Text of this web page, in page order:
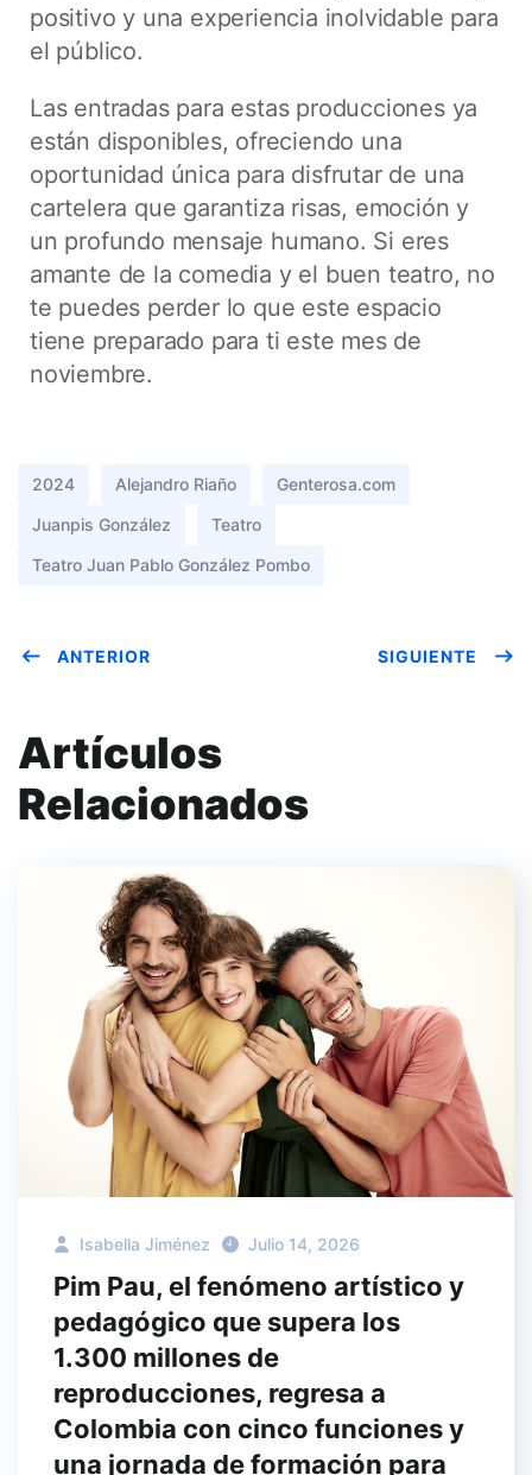
positivo y una experiencia inolvidable para
el público.
Las entradas para estas producciones ya
están disponibles, ofreciendo una
oportunidad única para disfrutar de una
cartelera que garantiza risas, emoción y
un profundo mensaje humano. Si eres
amante de la comedia y el buen teatro, no
te puedes perder lo que este espacio
tiene preparado para ti este mes de
noviembre.
2024 Alejandro Riaño
Genterosa.com
Juanpis González
Teatro
Teatro Juan Pablo González Pombo
ANTERIOR SIGUIENTE
Artículos
Relacionados
Isabella Jiménez Julio 14, 2026
Pim Pau, el fenómeno artístico y
pedagógico que supera los
1.300 millones de
reproducciones, regresa a
Colombia con cinco funciones y
una jornada de formación para